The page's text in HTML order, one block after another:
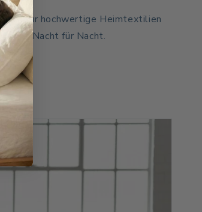
für hochwertige Heimtextilien
– Nacht für Nacht.